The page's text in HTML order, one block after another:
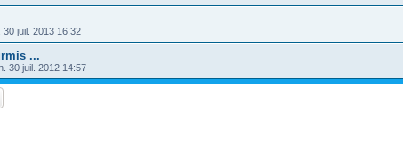
30 juil. 2013 16:32
...
30 juil. 2012 14:57